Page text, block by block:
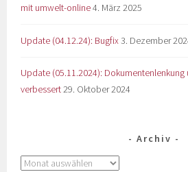
mit umwelt-online4. März 2025
Update (04.12.24): Bugfix 3. Dezember
Update (05.11.2024):
verbessert29. Oktober 2024
Archiv